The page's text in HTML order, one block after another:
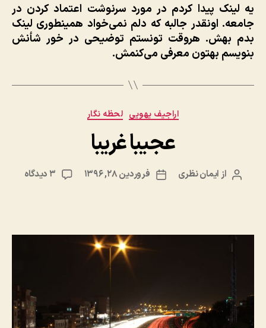
یه لینک پیدا کردم در مورد سرنوشت اعتماد کردن در
جامعه. اونقدر جالبه که دلم نمی‌خواد همینطوری لینک
بدم بهش. هروقت تونستم توضیحی در خور شأنش
بنویسم بهتون معرفی می‌کنمش.
دسته‌هااراجیف یهویی لحظه نگار
عجیبا غریبا
نویسنده
ازایمان نظری
تاریخفروردین ۲۸, ۱۳۹۶ ۳ دیدگاه